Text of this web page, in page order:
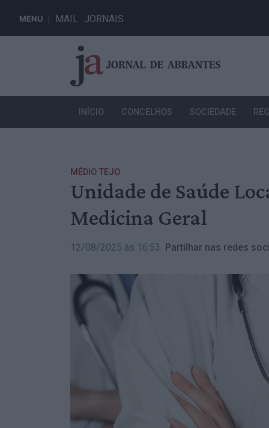
MENU MAIL JORNAIS
INÍCIO CONCELHOS SOCIEDADE
MÉDIO TEJO
Unidade de Saúde
Medicina Geral
12/08/2025 às 16:53 Partilhar nas redes